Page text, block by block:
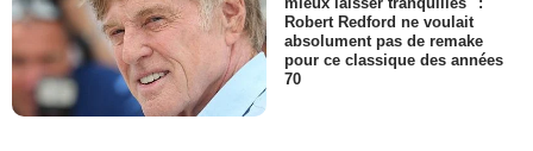
Robert Redford ne voulait
absolument pas de remake
pour ce classique des années
70